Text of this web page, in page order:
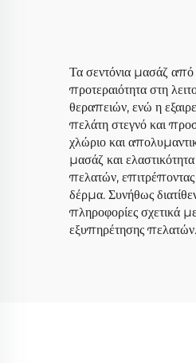
Τα σεντόνια μασάζ από
προτεραιότητα στη
θεραπειών, ενώ η
πελάτη στεγνό και
χλώριο και
μασάζ και
πελατών, επιτρέποντας
δέρμα. Συνήθως
πληροφορίες σχετικά
εξυπηρέτησης πελατών.